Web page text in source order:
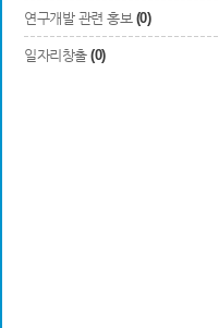
연구개발 관련 홍보 (0)
일자리창출 (0)